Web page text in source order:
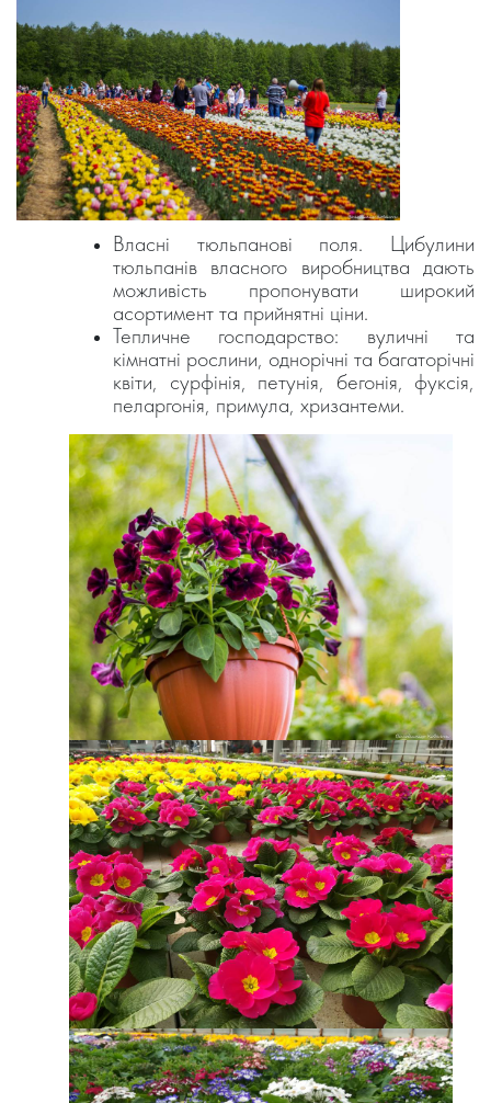
Власні тюльпанові поля. Цибулини
тюльпанів власного виробництва дають
можливість пропонувати широкий
асортимент та прийнятні ціни.
Тепличне господарство: вуличні та
кімнатні рослини, однорічні та багаторічні
квіти, сурфінія, петунія, бегонія, фуксія,
пеларгонія, примула, хризантеми.